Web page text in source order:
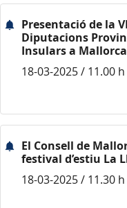
Presentació de la
Diputacions
Insulars a Mallorca
18-03-2025 / 11.00 h
El Consell de
festival d’estiu La
18-03-2025 / 11.30 h